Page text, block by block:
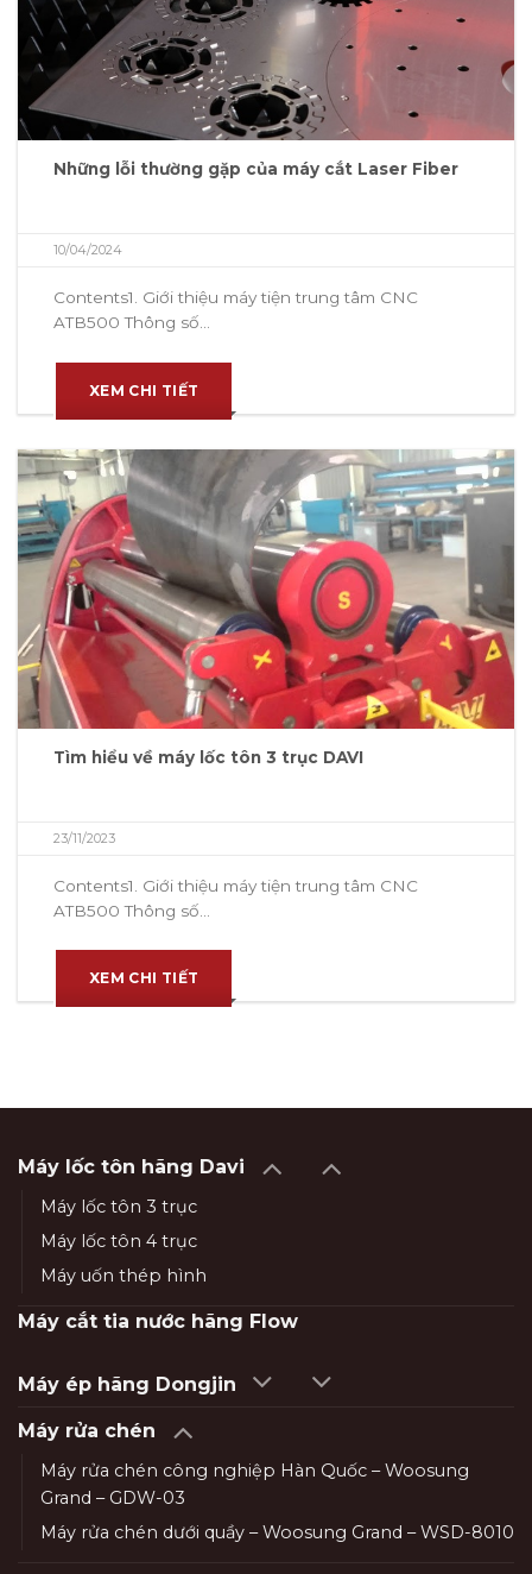
Những lỗi thường gặp của máy cắt Laser Fiber
10/04/2024
Contents1. Giới thiệu máy tiện trung tâm CNC
ATB500 Thông số...
XEM CHI TIẾT
Tìm hiểu về máy lốc tôn 3 trục DAVI
23/11/2023
Contents1. Giới thiệu máy tiện trung tâm CNC
ATB500 Thông số...
XEM CHI TIẾT
Máy lốc tôn hãng Davi
Máy lốc tôn 3 trục
Máy lốc tôn 4 trục
Máy uốn thép hình
Máy cắt tia nước hãng Flow
Máy ép hãng Dongjin
Máy rửa chén
Máy rửa chén công nghiệp Hàn Quốc – Woosung
Grand – GDW-03
Máy rửa chén dưới quầy – Woosung Grand – WSD-8010